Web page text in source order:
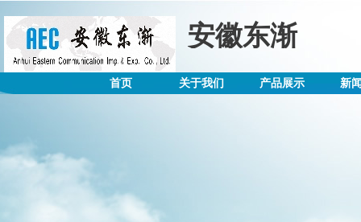
安徽东渐
首页 关于我们 产品展示 新